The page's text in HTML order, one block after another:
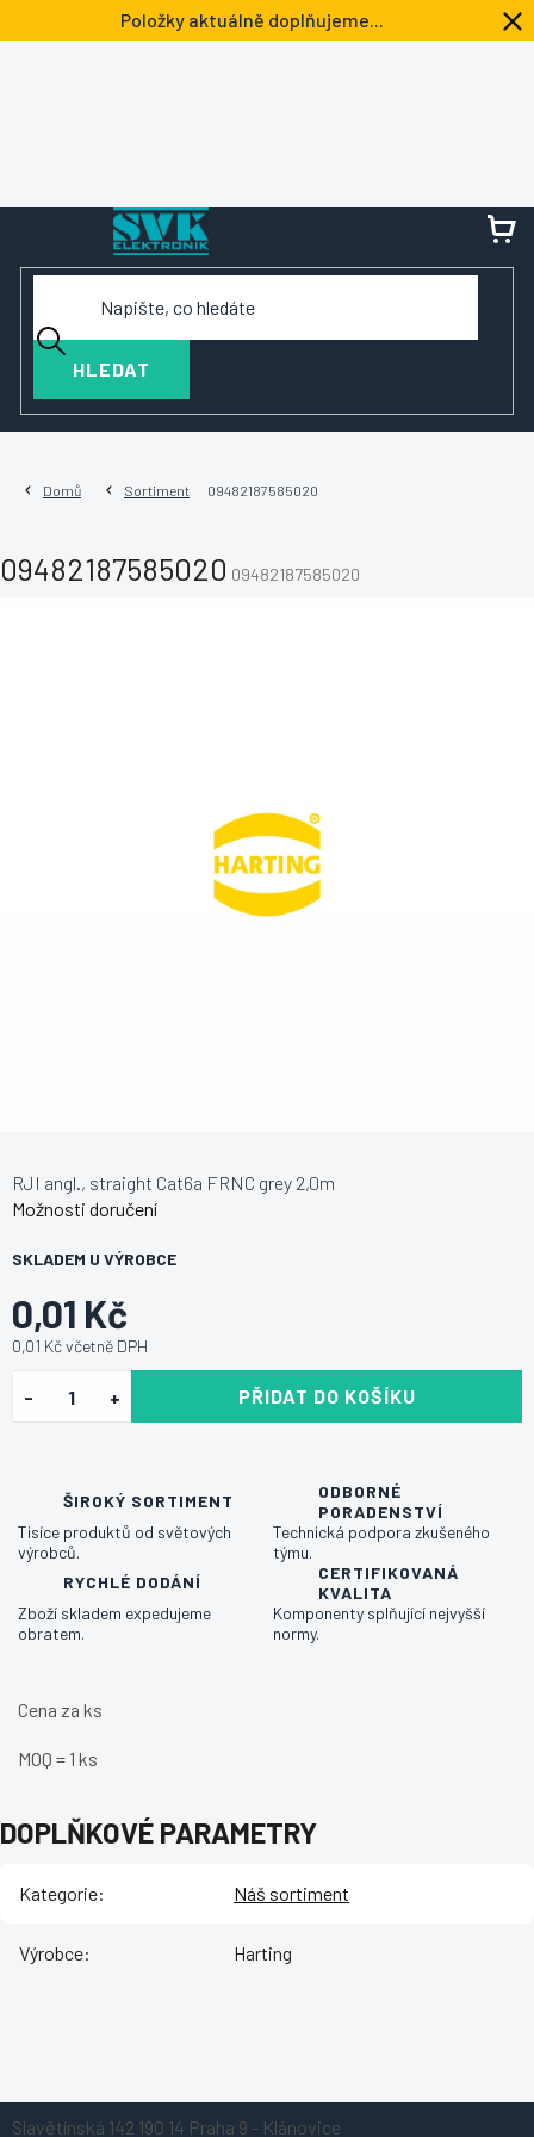
na
Položky aktuálně doplňujeme...
HLEDAT
Domů Sortiment 09482187585020
09482187585020 09482187585020
0,01 Kč
0,01 Kč včetně DPH
SKLADEM U VÝROBCE
Možnosti doručení
PŘIDAT DO KOŠÍKU
RJI angl., straight Cat6a FRNC grey 2,0m
ŠIROKÝ SORTIMENT
Tisíce produktů od světových
výrobců.
ODBORNÉ
PORADENSTVÍ
Technická podpora zkušeného
týmu.
RYCHLÉ DODÁNÍ
Zboží skladem expedujeme
obratem.
CERTIFIKOVANÁ
KVALITA
Komponenty splňující nejvyšší
normy.
Cena za ks
MOQ = 1 ks
DOPLŇKOVÉ PARAMETRY
Kategorie: Náš sortiment
Výrobce: Harting
Slavětínská 142 190 14 Praha 9 - Klánovice